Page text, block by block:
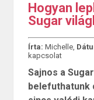
Hogyan
Sugar
Írta: Michelle,
kapcsolat
Sajnos a
belefuthatunk